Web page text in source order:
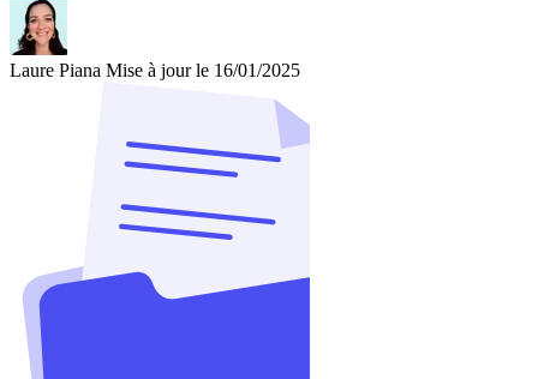
Laure Piana Mise à jour le 16/01/2025